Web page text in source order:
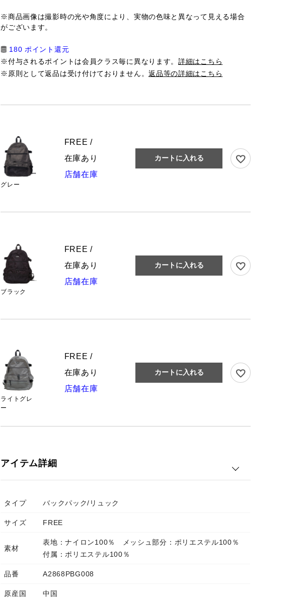
※商品画像は撮影時の光や角度により、実物の色味と異なって見える場合
がございます。
180 ポイント還元
※付与されるポイントは会員クラス毎に異なります。詳細はこちら
※原則として返品は受け付けておりません。返品等の詳細はこちら
グレー
FREE /
在庫あり
店舗在庫
カートに入れる
ブラック
FREE /
在庫あり
店舗在庫
カートに入れる
ライトグレ
ー
FREE /
在庫あり
店舗在庫
カートに入れる
アイテム詳細
タイプ バックパック/リュック
サイズ FREE
素材
表地：ナイロン100％ メッシュ部分：ポリエステル100％
付属：ポリエステル100％
品番 A2868PBG008
原産国 中国